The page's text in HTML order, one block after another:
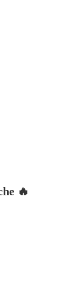
🔥